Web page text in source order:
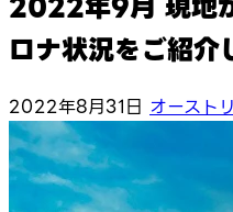
ロナ状況をご紹介
2022年8月31日 オースト